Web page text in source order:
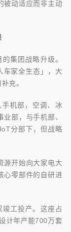
被动适应而非主动
集团战略升级。
车家全生态」，大
充。
机部，空调、冰
部，与手机部、
分部下，但战略
源开始向大家电大
心零部件的自研进
工投产。这座占
计年产能700万套